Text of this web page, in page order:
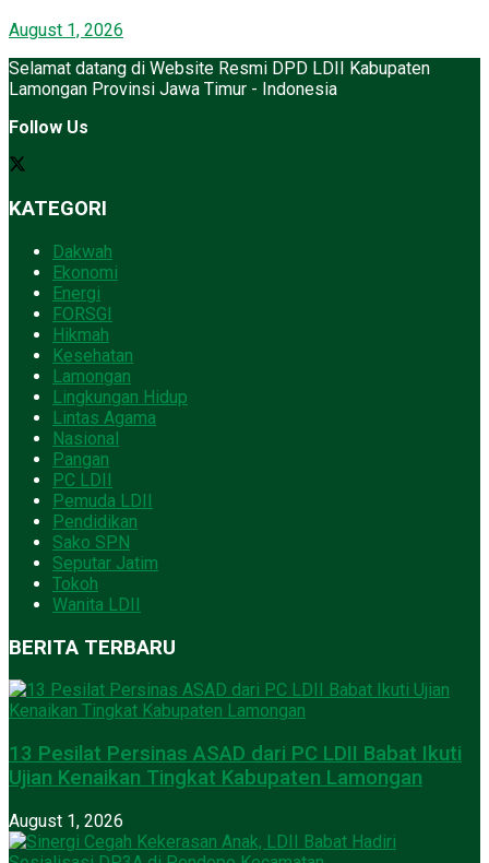
August 1, 2026
Selamat datang di Website Resmi DPD LDII Kabupaten
Lamongan Provinsi Jawa Timur - Indonesia
Follow Us
KATEGORI
Dakwah
Ekonomi
Energi
FORSGI
Hikmah
Kesehatan
Lamongan
Lingkungan Hidup
Lintas Agama
Nasional
Pangan
PC LDII
Pemuda LDII
Pendidikan
Sako SPN
Seputar Jatim
Tokoh
Wanita LDII
BERITA TERBARU
13 Pesilat Persinas ASAD dari PC LDII Babat Ikuti
Ujian Kenaikan Tingkat Kabupaten Lamongan
August 1, 2026